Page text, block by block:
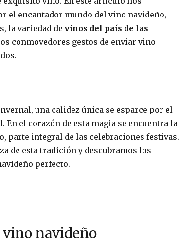
el encantador mundo del vino navideño,
la variedad de vinos del país de las
conmovedores gestos de enviar vino
una calidez única se esparce por el
En el corazón de esta magia se encuentra la
parte integral de las celebraciones festivas.
de esta tradición y descubramos los
perfecto.
navideño